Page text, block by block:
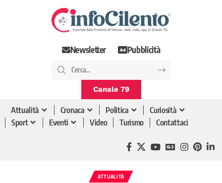
Newsletter Pubblicità
Canale 79
Attualità Cronaca Politica
Curiosità
Sport
Eventi Video Turismo Contattaci
ATTUALITÀ